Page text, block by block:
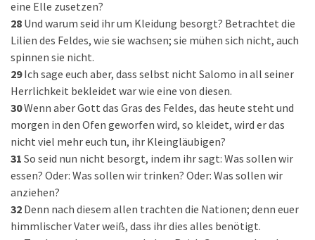
eine Elle zusetzen?
28 Und warum seid ihr um Kleidung besorgt? Betrachtet die
Lilien des Feldes, wie sie wachsen; sie mühen sich nicht, auch
spinnen sie nicht.
29 Ich sage euch aber, dass selbst nicht Salomo in all seiner
Herrlichkeit bekleidet war wie eine von diesen.
30Wenn aber Gott das Gras des Feldes, das heute steht und
morgen in den Ofen geworfen wird, so kleidet, wird er das
nicht viel mehr euch tun, ihr Kleingläubigen?
31 So seid nun nicht besorgt, indem ihr sagt: Was sollen wir
essen? Oder: Was sollen wir trinken? Oder: Was sollen wir
anziehen?
32 Denn nach diesem allen trachten die Nationen; denn euer
himmlischer Vater weiß, dass ihr dies alles benötigt.